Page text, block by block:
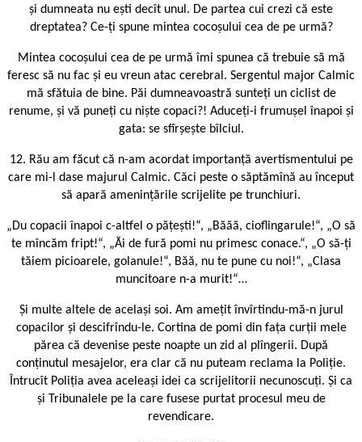
și dumneata nu ești decît unul. De partea cui crezi că este
dreptatea? Ce-ți spune mintea cocoșului cea de pe urmă?
Mintea cocoșului cea de pe urmă îmi spunea că trebuie să mă
feresc să nu fac și eu vreun atac cerebral. Sergentul major Calmic
mă sfătuia de bine. Păi dumneavoastră sunteți un ciclist de
renume, și vă puneți cu niște copaci?! Aduceți-i frumușel înapoi și
gata: se sfîrșește bîlciul.
12. Rău am făcut că n-am acordat importanță avertismentului pe
care mi-l dase majurul Calmic. Căci peste o săptămînă au început
să apară amenințările scrijelite pe trunchiuri.
„Du copacii înapoi c-altfel o pățești!“, „Băăă, cioflingarule!“, „O să
te mîncăm fript!“, „Ăi de fură pomi nu primesc conace.“, „O să-ți
tăiem picioarele, golanule!“, Băă, nu te pune cu noi!“, „Clasa
muncitoare n-a murit!“…
Și multe altele de același soi. Am amețit învîrtindu-mă-n jurul
copacilor și descifrîndu-le. Cortina de pomi din fața curții mele
părea că devenise peste noapte un zid al plîngerii. După
conținutul mesajelor, era clar că nu puteam reclama la Poliție.
Întrucît Poliția avea aceleași idei ca scrijelitorii necunoscuți. Și ca
și Tribunalele pe la care fusese purtat procesul meu de
revendicare.